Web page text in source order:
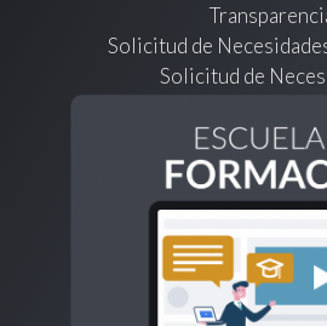
Solicitud de
Solicitud de